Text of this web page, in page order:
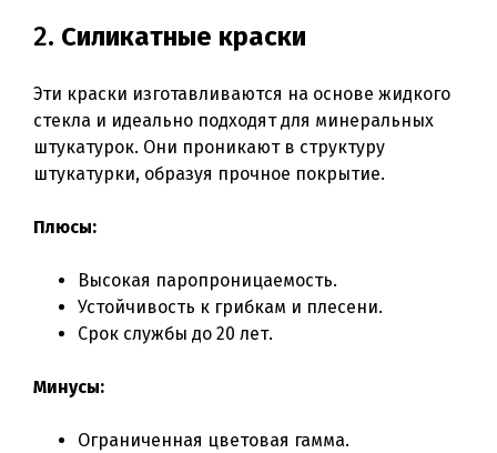
2. Силикатные краски
Эти краски изготавливаются на основе жидкого
стекла и идеально подходят для минеральных
штукатурок. Они проникают в структуру
штукатурки, образуя прочное покрытие.
Плюсы:
Высокая паропроницаемость.
Устойчивость к грибкам и плесени.
Срок службы до 20 лет.
Минусы:
Ограниченная цветовая гамма.